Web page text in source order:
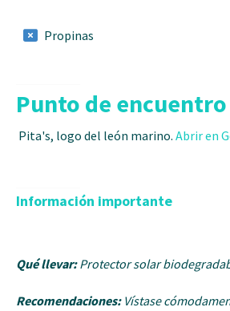
Propinas
Punto de encuentro
Pita's, logo del león marino. Abrir en
Información importante
Qué llevar: Protector solar
Recomendaciones: Vístase